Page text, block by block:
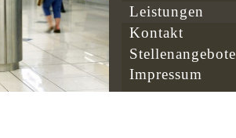
Leistungen
Kontakt
Stellenangebote
Impressum